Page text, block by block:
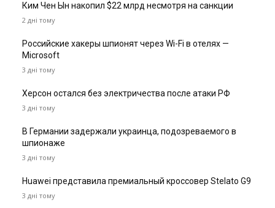
Ким Чен Ын накопил $22 млрд несмотря на санкции
2 дні тому
Российские хакеры шпионят через Wi-Fi в отелях —
Microsoft
3 дні тому
Херсон остался без электричества после атаки РФ
3 дні тому
В Германии задержали украинца, подозреваемого в
шпионаже
3 дні тому
Huawei представила премиальный кроссовер Stelato G9
3 дні тому